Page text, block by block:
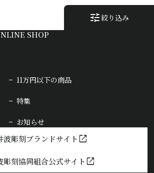
tune絞り込み
SHOP
11万円以下の商品
特集
お知らせ
波彫刻ブランドサイト open_in_new
彫刻協同組合公式サイト open_in_new